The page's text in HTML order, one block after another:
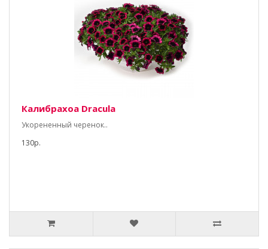
Калибрахоа Dracula
Укорененный черенок..
130р.